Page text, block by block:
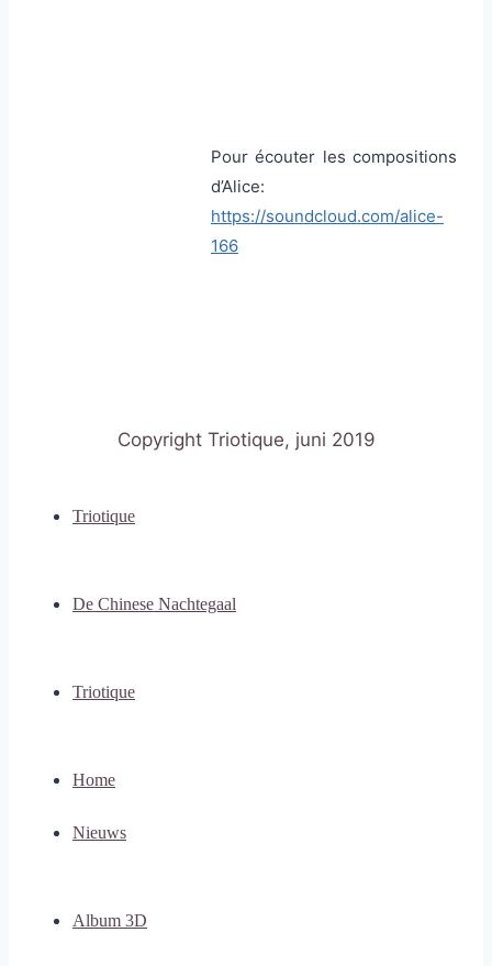
Pour écouter les compositions
d’Alice:
https://soundcloud.com/alice-
166
Copyright Triotique, juni 2019
Triotique
De Chinese Nachtegaal
Triotique
Home
Nieuws
Album 3D